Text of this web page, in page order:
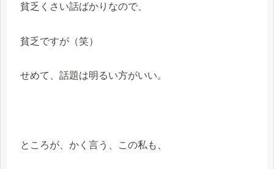
貧乏くさい話ばかりなので、
貧乏ですが（笑）
せめて、話題は明るい方がいい。
ところが、かく言う、この私も、